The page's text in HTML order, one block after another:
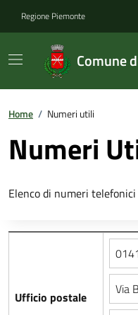
Regione Piemonte
Comune
Home / Numeri utili
Numeri
Elenco di numeri
Ufficio postale Via